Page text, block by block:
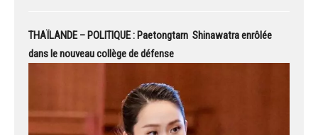
THAÏLANDE – POLITIQUE : Paetongtarn Shinawatra enrôlée
dans le nouveau collège de défense